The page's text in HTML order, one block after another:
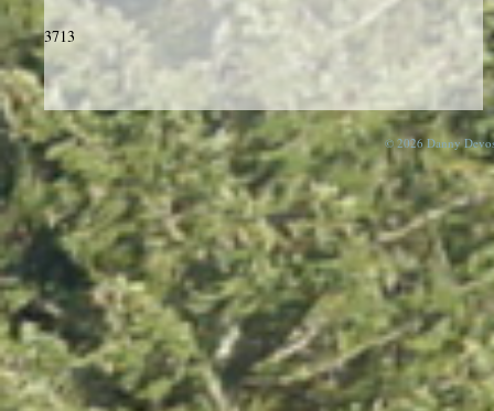
3713
© 2026 Danny